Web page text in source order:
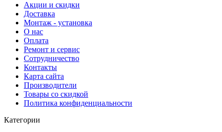
Акции и скидки
Доставка
Монтаж - установка
О нас
Оплата
Ремонт и сервис
Сотрудничество
Контакты
Карта сайта
Производители
Товары со скидкой
Политика конфиденциальности
Категории